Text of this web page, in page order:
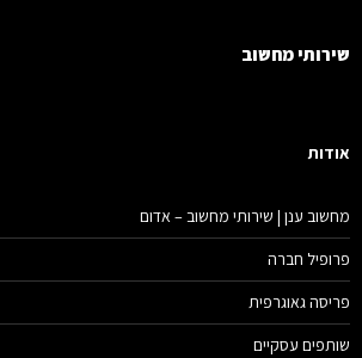
מחשוב
ענן | שירותי מחשוב – אדום
חברה
גאוגרפית
עסקיים